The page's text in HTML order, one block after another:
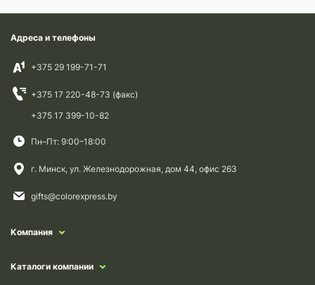
Адреса и телефоны
+375 29 199-71-71
+375 17 220-48-73 (факс)
+375 17 399-10-82
Пн–Пт: 9:00–18:00
г. Минск, ул. Железнодорожная, дом 44, офис 263
gifts@colorexpress.by
Компания
Каталоги компании